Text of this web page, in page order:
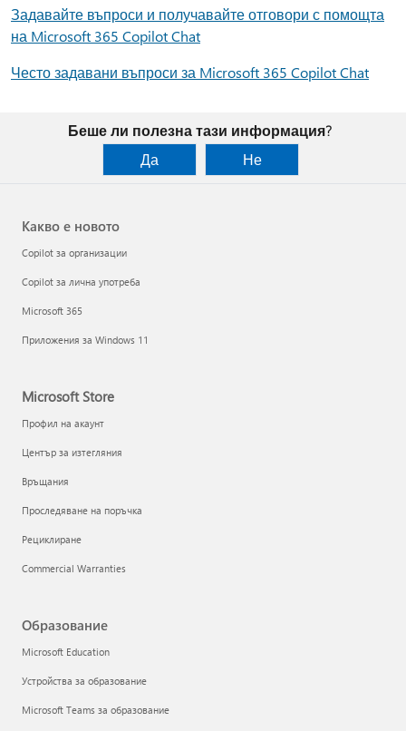
Задавайте въпроси и получавайте отговори с помощта
на Microsoft 365 Copilot Chat
Често задавани въпроси за Microsoft 365 Copilot Chat
Беше ли полезна тази информация?
Да
Не
Какво е новото
Copilot за организации
Copilot за лична употреба
Microsoft 365
Приложения за Windows 11
Microsoft Store
Профил на акаунт
Център за изтегляния
Връщания
Проследяване на поръчка
Рециклиране
Commercial Warranties
Образование
Microsoft Education
Устройства за образование
Microsoft Teams за образование